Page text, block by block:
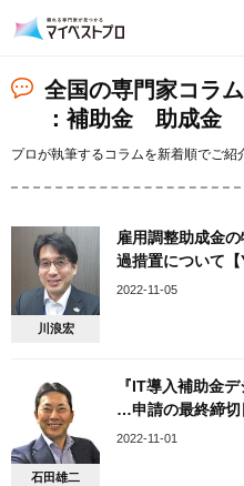
全国の専門家コラ
：補助金 助成金
プロが執筆するコラムを新着順でご紹
川浪宏
雇用調整助成金
過措置について
2022-11-05
石田雄二
『IT導入補助金
…申請の最終締切
す。
2022-11-01